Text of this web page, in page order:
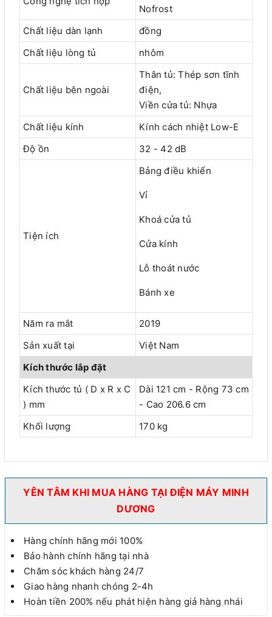
Nofrost
Chất liệu dàn lạnh
đồng
Chất liệu lòng tủ
nhôm
Chất liệu bên ngoài
Thân tủ: Thép sơn tĩnh
điện,
Viền cửa tủ: Nhựa
Chất liệu kính
Kính cách nhiệt Low-E
Độ ồn
32 - 42 dB
Tiện ích
Bảng điều khiển
Vỉ
Khoá cửa tủ
Cửa kính
Lỗ thoát nước
Bánh xe
Năm ra mắt
2019
Sản xuất tại
Việt Nam
Kích thước lắp đặt
Kích thước tủ ( D x R x C
) mm
Dài 121 cm - Rộng 73 cm
- Cao 206.6 cm
Khối lượng
170 kg
YÊN TÂM KHI MUA HÀNG TẠI ĐIỆN MÁY MINH
DƯƠNG
Hàng chính hãng mới 100%
Bảo hành chính hãng tại nhà
Chăm sóc khách hàng 24/7
Giao hàng nhanh chóng 2-4h
Hoàn tiền 200% nếu phát hiện hàng giả hàng nhái